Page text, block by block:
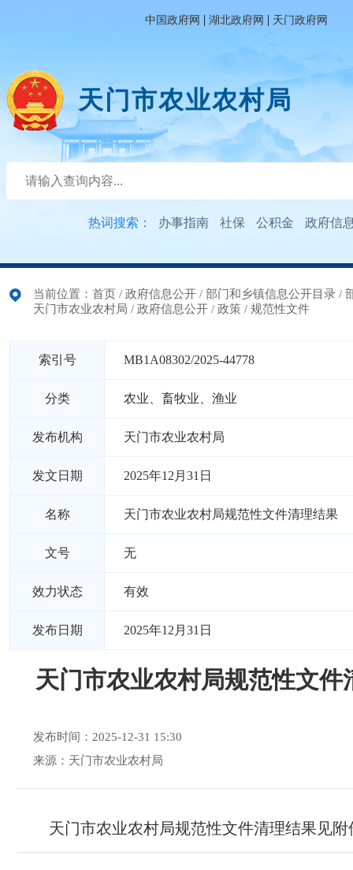
中国政府网 | 湖北政府网 | 天门政府网
天门市农业农村局
热词搜索： 办事指南 社保 公积金 政府信
当前位置： 首页 / 政府信息公开 / 部门和乡镇信息公开目录 /
天门市农业农村局 / 政府信息公开 / 政策 / 规范性文件
索引号 MB1A08302/2025-44778
分类 农业、畜牧业、渔业
发布机构 天门市农业农村局
发文日期 2025年12月31日
名称 天门市农业农村局规范性文件清理结果
文号 无
效力状态 有效
发布日期 2025年12月31日
天门市农业农村局规范性文件
发布时间：2025-12-31 15:30
来源：天门市农业农村局
天门市农业农村局规范性文件清理结果见附